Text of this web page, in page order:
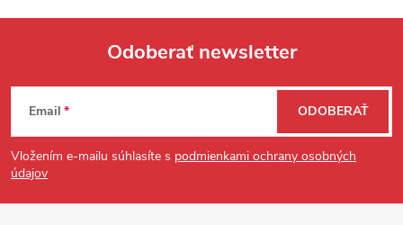
Zápätie
Odoberať newsletter
Email
Vložením e-mailu súhlasíte s podmienkami ochrany osobných
údajov
ODOBERAŤ